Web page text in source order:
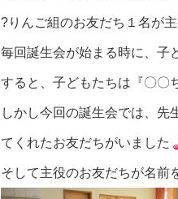
?りんご組のお友だち１名が
毎回誕生会が始まる時に、子
すると、子どもたちは『〇〇
しかし今回の誕生会では、先
てくれたお友だちがいました
そして主役のお友だちが名前